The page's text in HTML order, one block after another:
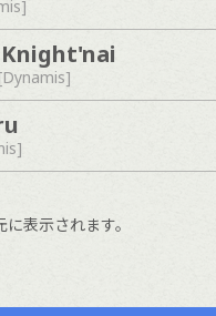
表示されます。